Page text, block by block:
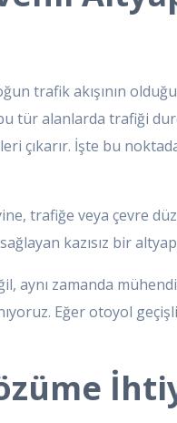
trafik akışının
tür alanlarda trafiği
çıkarır. İşte bu
trafiğe veya çevre
kazısız bir
aynı zamanda
Eğer otoyol